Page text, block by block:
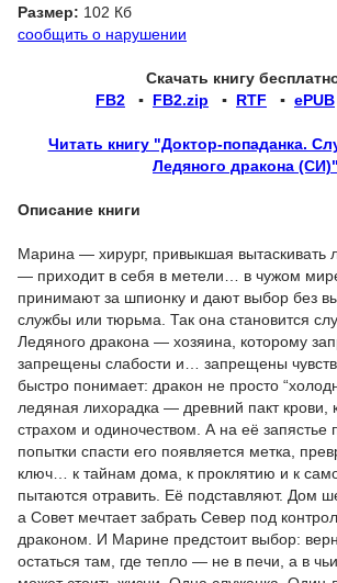
Размер: 102 Кб
сообщить о нарушении
Скачать книгу
FB2 ▪ FB2.zip ▪ RTF ▪ ePUB
Читать книгу "Доктор-попаданка.
Ледяного дракона (СИ)"
Описание книги
Марина — хирург, привыкшая вытаскивать
— приходит в себя в метели… в чужом
принимают за шпионку и дают выбор без
службы или тюрьма. Так она становится
Ледяного дракона — хозяина, которому
запрещены слабости и… запрещены
быстро понимает: дракон не просто
ледяная лихорадка — древний пакт крови,
страхом и одиночеством. А на её запястье
попытки спасти его появляется метка,
ключ… к тайнам дома, к проклятию и к
пытаются отравить. Её подставляют. Дом
а Совет мечтает забрать Север под
драконом. И Марине предстоит выбор:
остаться там, где тепло — не в печи, а в